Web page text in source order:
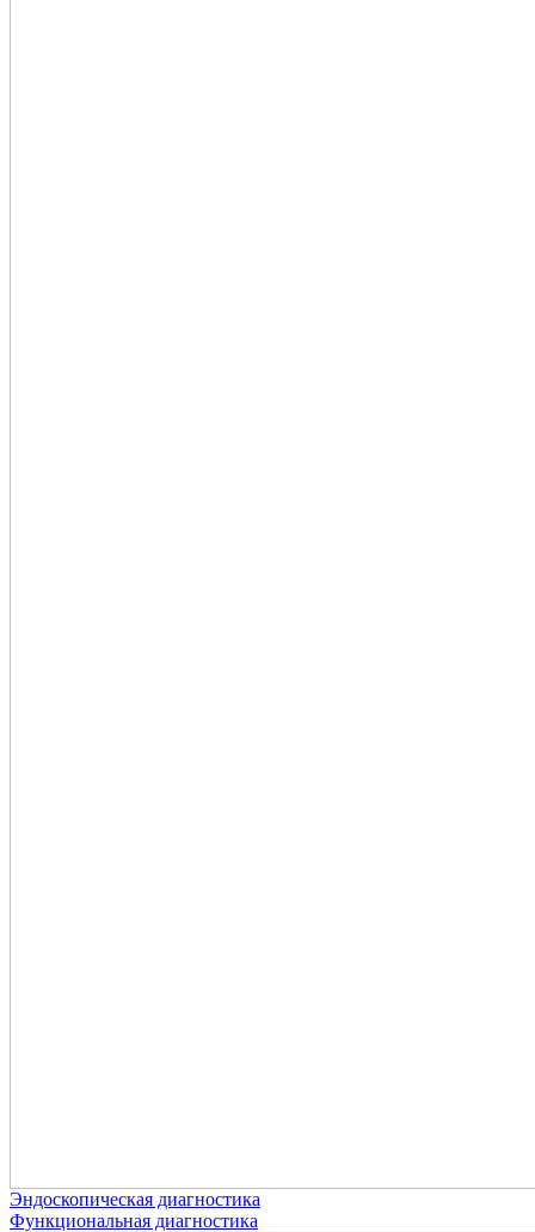
Эндоскопическая диагностика
Функциональная диагностика